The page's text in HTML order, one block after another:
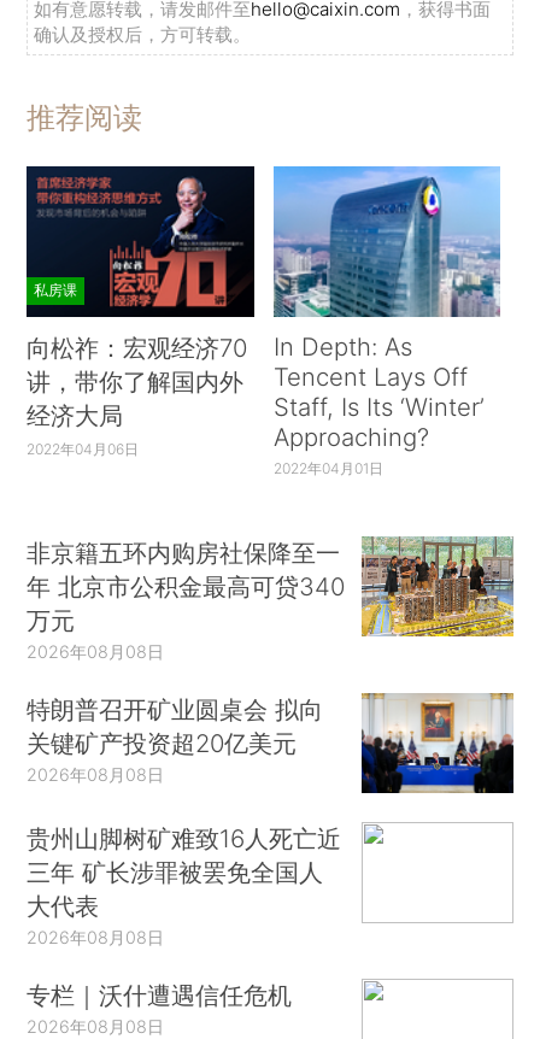
如有意愿转载，请发邮件至hello@caixin.com ，获得书面
确认及授权后，方可转载。
推荐阅读
私房课
向松祚：宏观经济70
讲，带你了解国内外
经济大局
2022年04月06日
In Depth: As
Tencent Lays Off
Staff, Is Its ‘Winter’
Approaching?
2022年04月01日
非京籍五环内购房社保降至一
年 北京市公积金最高可贷340
万元
2026年08月08日
特朗普召开矿业圆桌会 拟向
关键矿产投资超20亿美元
2026年08月08日
贵州山脚树矿难致16人死亡近
三年 矿长涉罪被罢免全国人
大代表
2026年08月08日
专栏｜沃什遭遇信任危机
2026年08月08日